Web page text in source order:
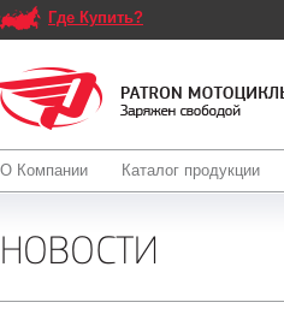
Где Купить?
О Компании Каталог продукции
НОВОСТИ